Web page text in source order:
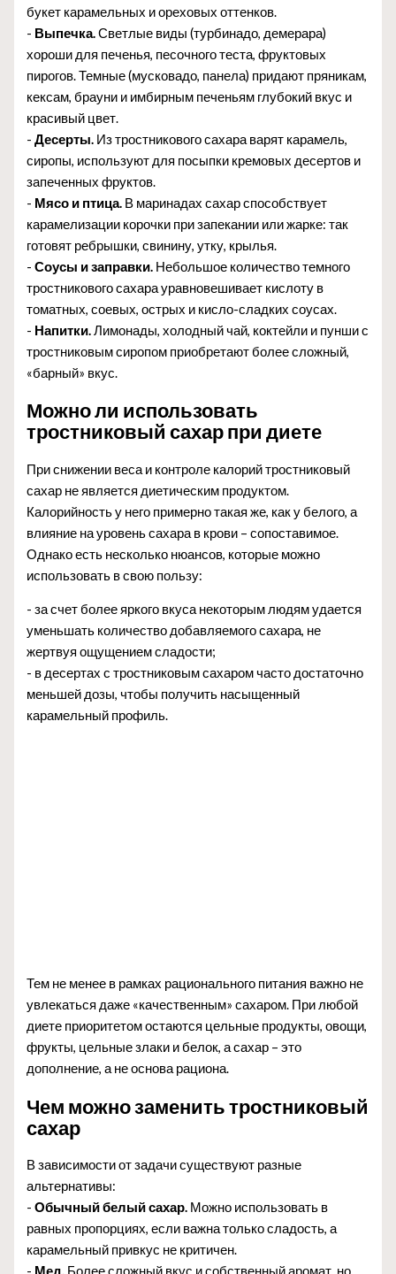
букет карамельных и ореховых оттенков.
- Выпечка.Светлые виды (турбинадо, демерара)
хороши для печенья, песочного теста, фруктовых
пирогов. Темные (мусковадо, панела) придают пряникам,
кексам, брауни и имбирным печеньям глубокий вкус и
красивый цвет.
-Десерты. Из тростникового сахара варят карамель,
сиропы, используют для посыпки кремовых десертов и
запеченных фруктов.
- Мясо и птица. В маринадах сахар способствует
карамелизации корочки при запекании или жарке: так
готовят ребрышки, свинину, утку, крылья.
-Соусы и заправки. Небольшое количество темного
тростникового сахара уравновешивает кислоту в
томатных, соевых, острых и кисло-сладких соусах.
- Напитки.Лимонады, холодный чай, коктейли и пунши с
тростниковым сиропом приобретают более сложный,
«барный» вкус.
Можно ли использовать
тростниковый сахар при диете
При снижении веса и контроле калорий тростниковый
сахар не является диетическим продуктом.
Калорийность у него примерно такая же, как у белого, а
влияние на уровень сахара в крови – сопоставимое.
Однако есть несколько нюансов, которые можно
использовать в свою пользу:
- за счет более яркого вкуса некоторым людям удается
уменьшать количество добавляемого сахара, не
жертвуя ощущением сладости;
- в десертах с тростниковым сахаром часто достаточно
меньшей дозы, чтобы получить насыщенный
карамельный профиль.
Тем не менее в рамках рационального питания важно не
увлекаться даже «качественным» сахаром. При любой
диете приоритетом остаются цельные продукты, овощи,
фрукты, цельные злаки и белок, а сахар – это
дополнение, а не основа рациона.
Чем можно заменить тростниковый
сахар
В зависимости от задачи существуют разные
альтернативы:
-Обычный белый сахар. Можно использовать в
равных пропорциях, если важна только сладость, а
карамельный привкус не критичен.
- Мед. Более сложный вкус и собственный аромат, но